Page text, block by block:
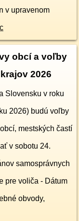
v upravenom
obcí a voľby
2026
Slovensku v roku
2026) budú voľby
mestských častí
v sobotu 24.
samosprávnych
obvody,